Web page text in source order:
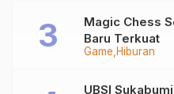
Game Hiburan
Magic Chess
Baru Terkuat
UBSI